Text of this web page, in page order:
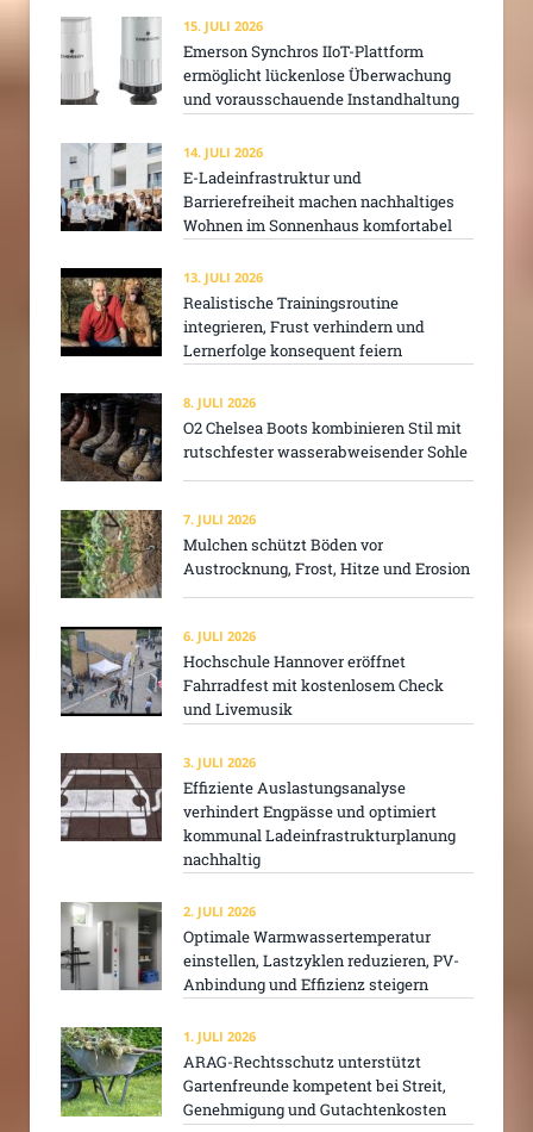
15. JULI 2026
Emerson Synchros IIoT-Plattform
ermöglicht lückenlose Überwachung
und vorausschauende Instandhaltung
14. JULI 2026
E-Ladeinfrastruktur und
Barrierefreiheit machen nachhaltiges
Wohnen im Sonnenhaus komfortabel
13. JULI 2026
Realistische Trainingsroutine
integrieren, Frust verhindern und
Lernerfolge konsequent feiern
8. JULI 2026
O2 Chelsea Boots kombinieren Stil mit
rutschfester wasserabweisender Sohle
7. JULI 2026
Mulchen schützt Böden vor
Austrocknung, Frost, Hitze und Erosion
6. JULI 2026
Hochschule Hannover eröffnet
Fahrradfest mit kostenlosem Check
und Livemusik
3. JULI 2026
Effiziente Auslastungsanalyse
verhindert Engpässe und optimiert
kommunal Ladeinfrastrukturplanung
nachhaltig
2. JULI 2026
Optimale Warmwassertemperatur
einstellen, Lastzyklen reduzieren, PV-
Anbindung und Effizienz steigern
1. JULI 2026
ARAG-Rechtsschutz unterstützt
Gartenfreunde kompetent bei Streit,
Genehmigung und Gutachtenkosten